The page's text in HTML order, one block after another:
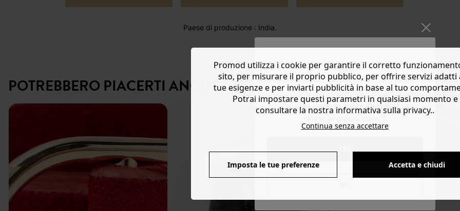
Do you want to be redirected to
Paese di produzione : India.
POTREBBERO PIACERTI ANCHE:
Promod utilizza i cookie per garantire il corretto
sito, per misurare il proprio pubblico, per offrire servizi adatti
tue esigenze e per inviarti pubblicità in base al tuo
Potrai impostare questi parametri in qualsiasi momento e
consultare la nostra informativa sulla privacy..
Continua senza accettare
Imposta le tue preferenze Accetta e chiudi